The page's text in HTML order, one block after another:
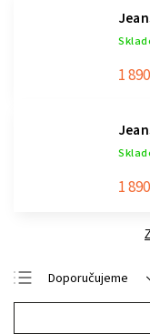
1
1
Doporučujeme
Nejlevnější